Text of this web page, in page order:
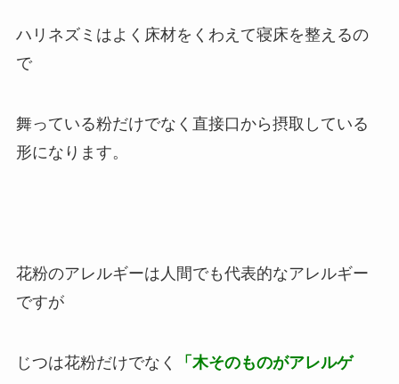
ハリネズミはよく床材をくわえて寝床を整えるの
で
舞っている粉だけでなく直接口から摂取している
形になります。
花粉のアレルギーは人間でも代表的なアレルギー
ですが
じつは花粉だけでなく
「木そのものがアレルゲ